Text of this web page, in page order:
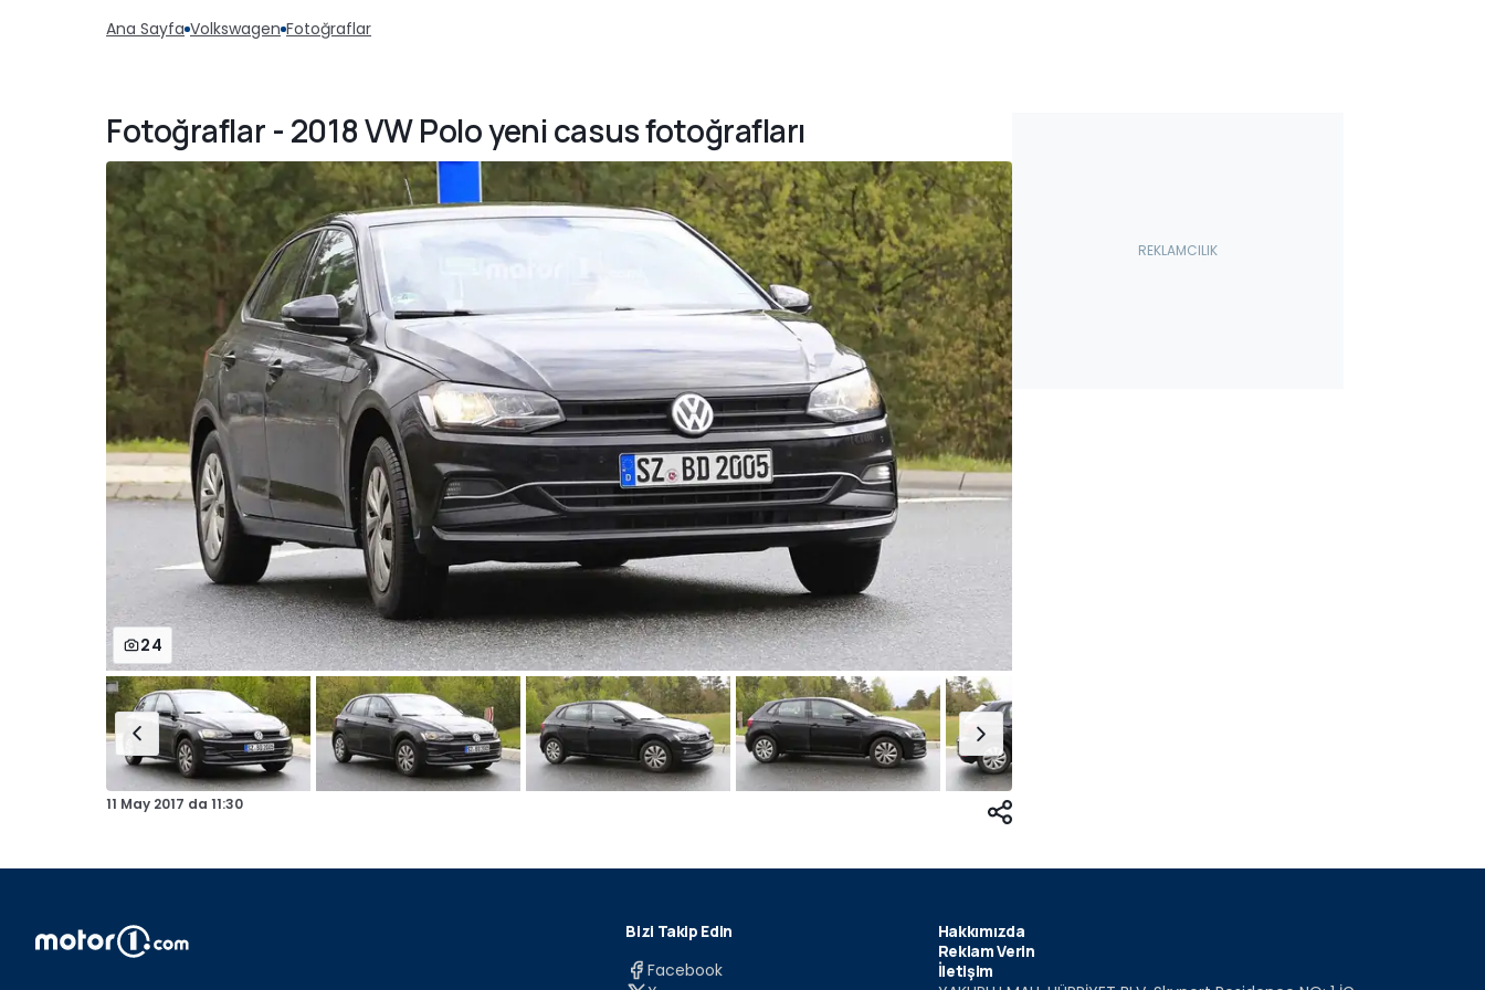
Ana Sayfa Volkswagen Fotoğraflar
Fotoğraflar - 2018 VW Polo yeni casus fotoğrafları
24
11 May 2017 da 11:30
Bizi Takip Edin
Facebook
Hakkımızda
Reklam Verin
İletişim